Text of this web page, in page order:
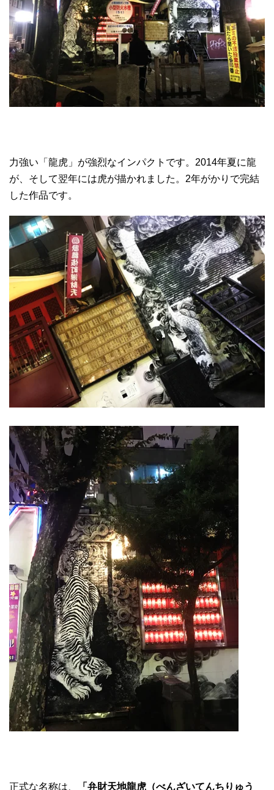
力強い「龍虎」が強烈なインパクトです。2014年夏に龍
が、そして翌年には虎が描かれました。2年がかりで完結
した作品です。
正式な名称は、 「弁財天地龍虎（べんざいてんちりゅう